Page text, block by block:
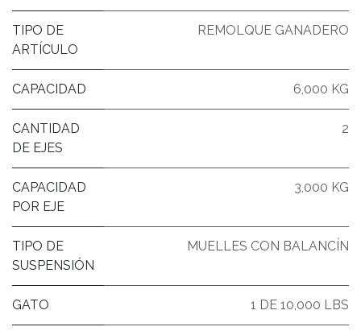
TIPO DE
ARTÍCULO
REMOLQUE GANADERO
CAPACIDAD 6,000 KG
CANTIDAD
DE EJES
2
CAPACIDAD
POR EJE
3,000 KG
TIPO DE
SUSPENSIÓN
MUELLES CON BALANCÍN
GATO 1 DE 10,000 LBS